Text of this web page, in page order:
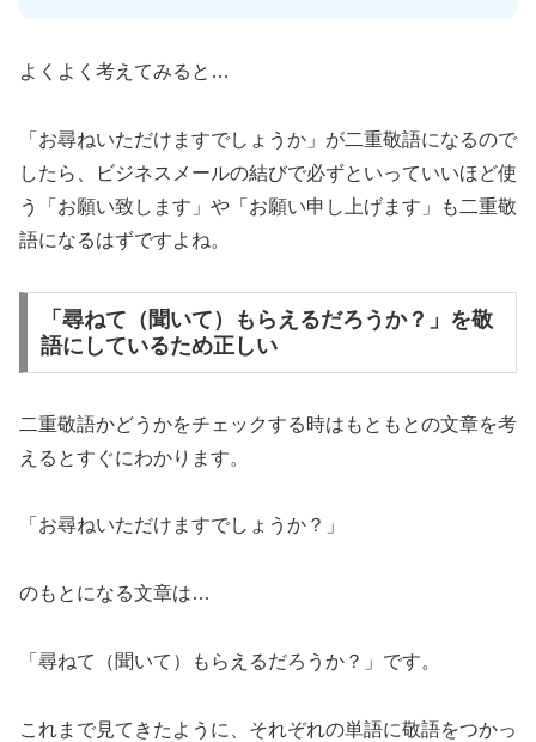
よくよく考えてみると…
「お尋ねいただけますでしょうか」が二重敬語になるので
したら、ビジネスメールの結びで必ずといっていいほど使
う「お願い致します」や「お願い申し上げます」も二重敬
語になるはずですよね。
「尋ねて（聞いて）もらえるだろうか？」を敬
語にしているため正しい
二重敬語かどうかをチェックする時はもともとの文章を考
えるとすぐにわかります。
「お尋ねいただけますでしょうか？」
のもとになる文章は…
「尋ねて（聞いて）もらえるだろうか？」です。
これまで見てきたように、それぞれの単語に敬語をつかっ